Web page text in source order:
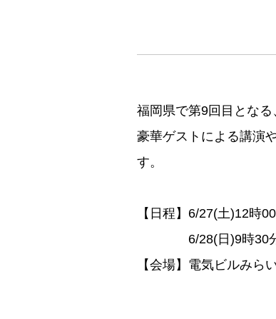
福岡県で第9回目とな
豪華ゲストによる講演
す。
【日程】6/27(土)12時
6/28(日)9時30分
【会場】電気ビルみら